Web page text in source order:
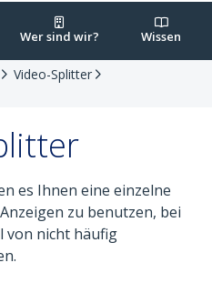
Wer sind wir? Wissen
Video-Splitter
es Ihnen eine einzelne
zu benutzen, bei
von nicht häufig